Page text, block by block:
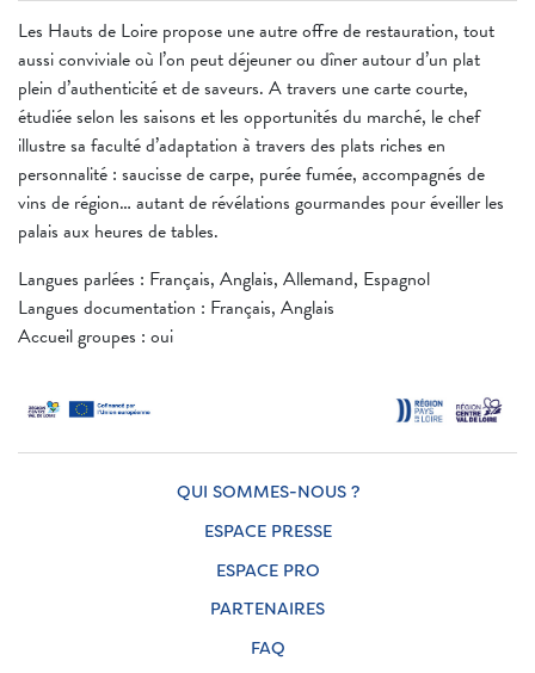
Les Hauts de Loire propose une autre offre de restauration, tout
aussi conviviale où l’on peut déjeuner ou dîner autour d’un plat
plein d’authenticité et de saveurs. A travers une carte courte,
étudiée selon les saisons et les opportunités du marché, le chef
illustre sa faculté d’adaptation à travers des plats riches en
personnalité : saucisse de carpe, purée fumée, accompagnés de
vins de région… autant de révélations gourmandes pour éveiller les
palais aux heures de tables.
Langues parlées : Français, Anglais, Allemand, Espagnol
Langues documentation : Français, Anglais
Accueil groupes : oui
QUI SOMMES-NOUS ?
ESPACE PRESSE
ESPACE PRO
PARTENAIRES
FAQ